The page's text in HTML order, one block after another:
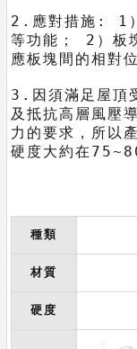
2.應對措施: 1）
等功能； 2）板
應板塊間的相對
3.因須滿足屋頂
及抵抗高層風壓
力的要求，所以
硬度大約在
種類
材質
硬度